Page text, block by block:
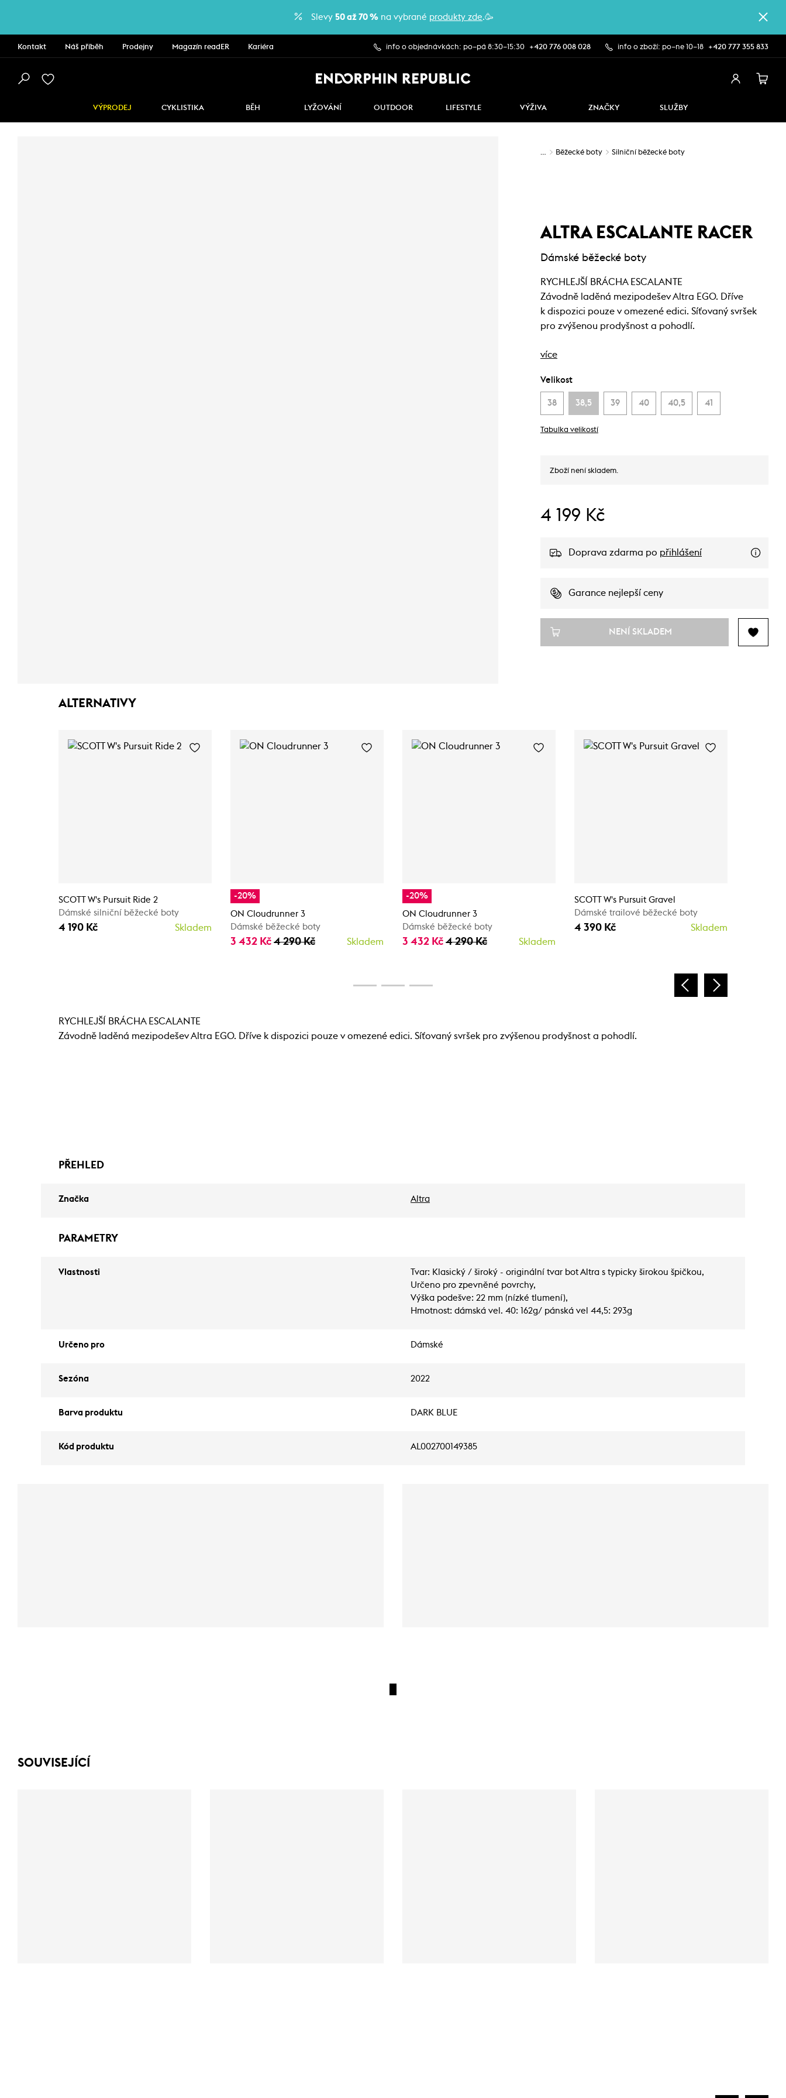
Slevy 50 až 70 % na vybrané produkty zde.🥳
Kontakt Náš příběh Prodejny Magazín readER Kariéra info o objednávkách: po–pá 8:30–15:30 +420 776 008 028 info o zboží: po–ne 10–18 +420 777 355 833
VÝPRODEJ CYKLISTIKA BĚH LYŽOVÁNÍ OUTDOOR LIFESTYLE VÝŽIVA ZNAČKY SLUŽBY
… Běžecké boty Silniční běžecké boty
ALTRA ESCALANTE RACER
Dámské běžecké boty
RYCHLEJŠÍ BRÁCHA ESCALANTE
Závodně laděná mezipodešev Altra EGO. Dříve
k dispozici pouze v omezené edici. Síťovaný svršek
pro zvýšenou prodyšnost a pohodlí.
více
Velikost
38 38,5 39 40 40,5 41
Tabulka velikostí
Zboží není skladem.
4 199 Kč
Doprava zdarma po přihlášení
Garance nejlepší ceny
NENÍ SKLADEM
ALTERNATIVY
SCOTT W's Pursuit Ride 2
Dámské silniční běžecké boty
4 190 Kč Skladem
-20%
ON Cloudrunner 3
Dámské běžecké boty
3 432 Kč 4 290 Kč Skladem
-20%
ON Cloudrunner 3
Dámské běžecké boty
3 432 Kč 4 290 Kč Skladem
SCOTT W's Pursuit Gravel
Dámské trailové běžecké boty
4 390 Kč Skladem
RYCHLEJŠÍ BRÁCHA ESCALANTE
Závodně laděná mezipodešev Altra EGO. Dříve k dispozici pouze v omezené edici. Síťovaný svršek pro zvýšenou prodyšnost a pohodlí.
PŘEHLED
Značka Altra
PARAMETRY
Vlastnosti
Tvar: Klasický / široký - originální tvar bot Altra s typicky širokou špičkou,
Určeno pro zpevněné povrchy,
Výška podešve: 22 mm (nízké tlumení),
Hmotnost: dámská vel. 40: 162g/ pánská vel 44,5: 293g
Určeno pro Dámské
Sezóna 2022
Barva produktu DARK BLUE
Kód produktu AL002700149385
SOUVISEJÍCÍ